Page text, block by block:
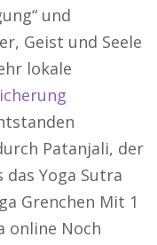
und
Geist und Seele
lokale
Patanjali, der
Yoga Sutra
Grenchen Mit 1
online Noch